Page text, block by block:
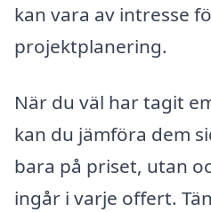
kan vara av intresse
projektplanering.
När du väl har tagit
kan du jämföra dem
bara på priset, utan
ingår i varje offert.